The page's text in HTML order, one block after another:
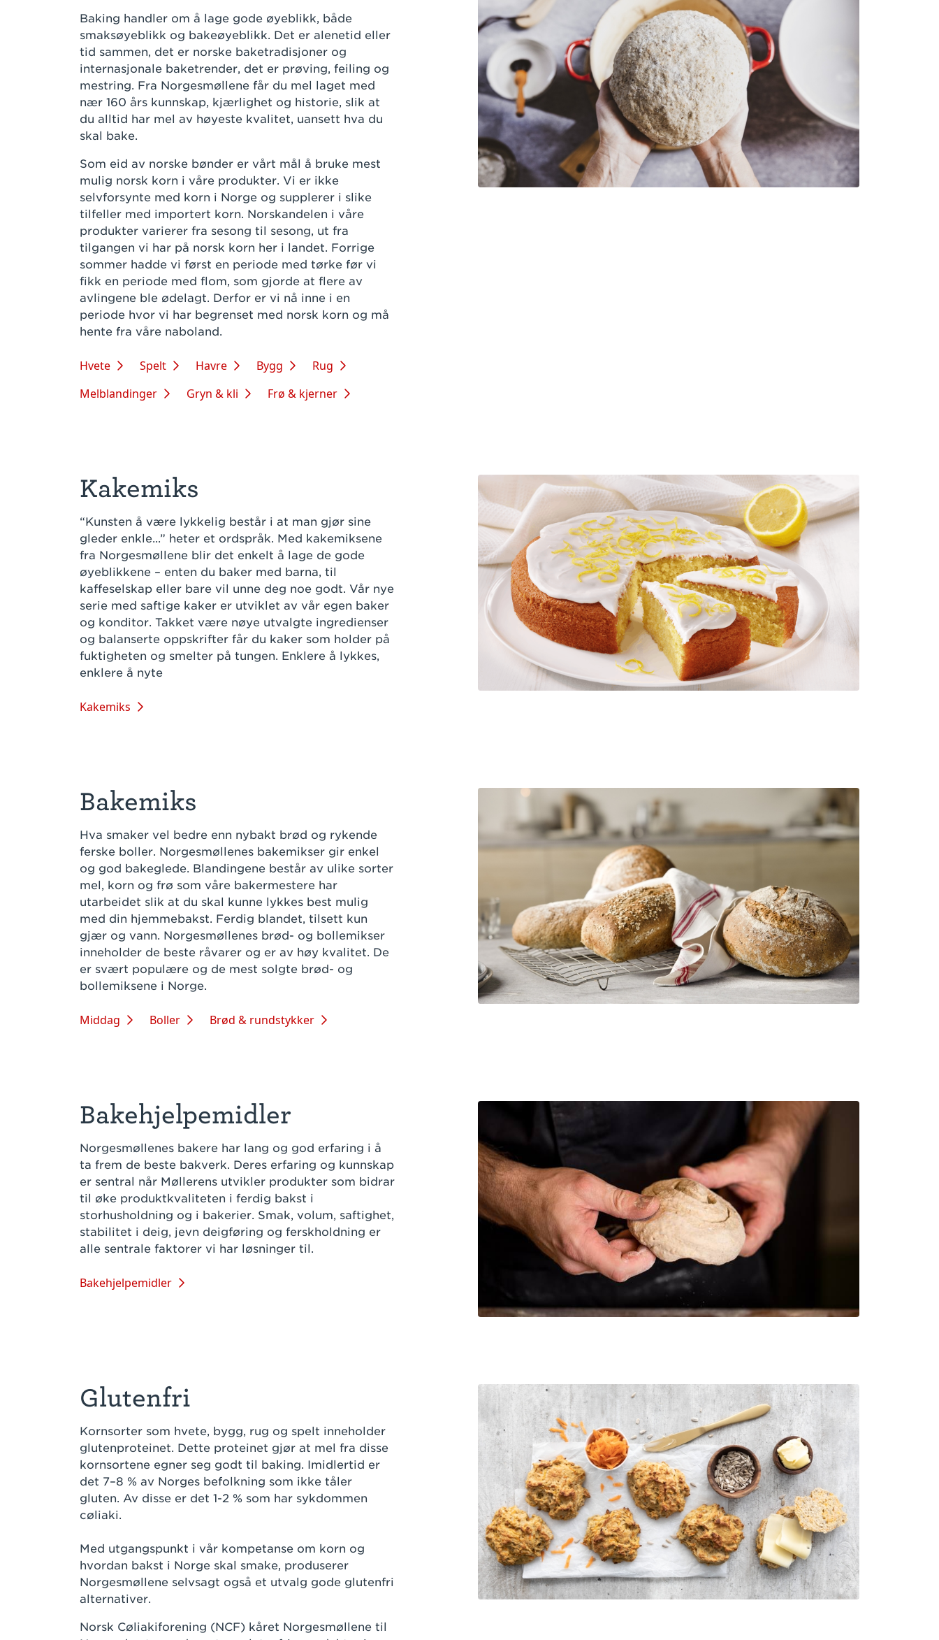
Baking handler om å lage gode øyeblikk, både
smaksøyeblikk og bakeøyeblikk. Det er alenetid eller
tid sammen, det er norske baketradisjoner og
internasjonale baketrender, det er prøving, feiling og
mestring. Fra Norgesmøllene får du mel laget med
nær 160 års kunnskap, kjærlighet og historie, slik at
du alltid har mel av høyeste kvalitet, uansett hva du
skal bake.
Som eid av norske bønder er vårt mål å bruke mest
mulig norsk korn i våre produkter. Vi er ikke
selvforsynte med korn i Norge og supplerer i slike
tilfeller med importert korn. Norskandelen i våre
produkter varierer fra sesong til sesong, ut fra
tilgangen vi har på norsk korn her i landet. Forrige
sommer hadde vi først en periode med tørke før vi
fikk en periode med flom, som gjorde at flere av
avlingene ble ødelagt. Derfor er vi nå inne i en
periode hvor vi har begrenset med norsk korn og må
hente fra våre naboland.
Hvete Spelt Havre Bygg
Rug
Melblandinger
Gryn & kli Frø & kjerner
Kakemiks
“Kunsten å være lykkelig består i at man gjør sine
gleder enkle...” heter et ordspråk. Med kakemiksene
fra Norgesmøllene blir det enkelt å lage de gode
øyeblikkene – enten du baker med barna, til
kaffeselskap eller bare vil unne deg noe godt. Vår nye
serie med saftige kaker er utviklet av vår egen baker
og konditor. Takket være nøye utvalgte ingredienser
og balanserte oppskrifter får du kaker som holder på
fuktigheten og smelter på tungen. Enklere å lykkes,
enklere å nyte
Kakemiks
Bakemiks
Hva smaker vel bedre enn nybakt brød og rykende
ferske boller. Norgesmøllenes bakemikser gir enkel
og god bakeglede. Blandingene består av ulike sorter
mel, korn og frø som våre bakermestere har
utarbeidet slik at du skal kunne lykkes best mulig
med din hjemmebakst. Ferdig blandet, tilsett kun
gjær og vann. Norgesmøllenes brød- og bollemikser
inneholder de beste råvarer og er av høy kvalitet. De
er svært populære og de mest solgte brød- og
bollemiksene i Norge.
Middag Boller Brød & rundstykker
Bakehjelpemidler
Norgesmøllenes bakere har lang og god erfaring i å
ta frem de beste bakverk. Deres erfaring og kunnskap
er sentral når Møllerens utvikler produkter som bidrar
til øke produktkvaliteten i ferdig bakst i
storhusholdning og i bakerier. Smak, volum, saftighet,
stabilitet i deig, jevn deigføring og ferskholdning er
alle sentrale faktorer vi har løsninger til.
Bakehjelpemidler
Glutenfri
Kornsorter som hvete, bygg, rug og spelt inneholder
glutenproteinet. Dette proteinet gjør at mel fra disse
kornsortene egner seg godt til baking. Imidlertid er
det 7–8 % av Norges befolkning som ikke tåler
gluten. Av disse er det 1-2 % som har sykdommen
cøliaki.
Med utgangspunkt i vår kompetanse om korn og
hvordan bakst i Norge skal smake, produserer
Norgesmøllene selvsagt også et utvalg gode glutenfri
alternativer.
Norsk Cøliakiforening (NCF) kåret Norgesmøllene til